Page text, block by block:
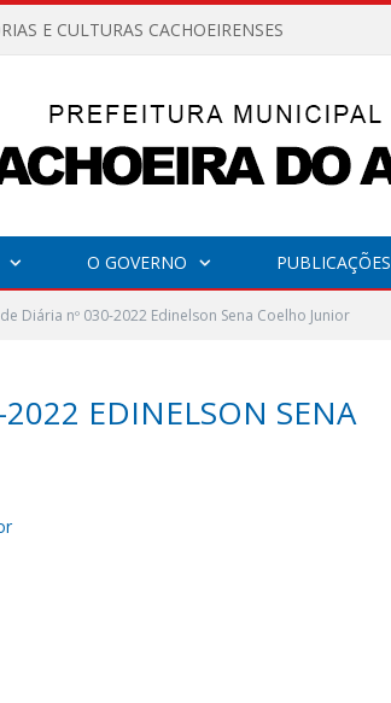
E CULTURAS CACHOEIRENSES
O GOVERNO PUBLICAÇÕES
Diária nº 030-2022 Edinelson Sena Coelho Junior
EDINELSON SENA